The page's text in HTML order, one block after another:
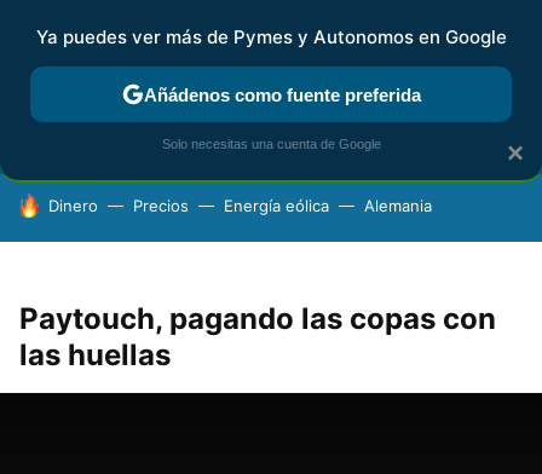
FISCALIDAD Y CONTABILIDAD KIT DIGITAL RENTA
HOY SE HABLA DE
Dinero Precios Energía eólica Alemania
Paytouch, pagando las copas con
las huellas
×
Ya puedes ver más de Pymes y Autonomos en Google
Añádenos como fuente preferida
Solo necesitas una cuenta de Google